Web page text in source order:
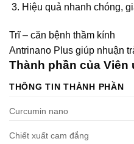
Hiệu quả nhanh chóng,
Trĩ – căn bệnh thầm kính
Antrinano Plus giúp nhuận
Thành phần của Viên
THÔNG TIN THÀNH PHẦN
Curcumin nano
Chiết xuất cam đắng